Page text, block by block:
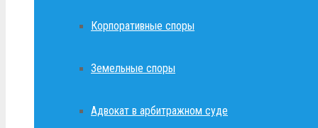
Корпоративные споры
Земельные споры
Адвокат в арбитражном суде